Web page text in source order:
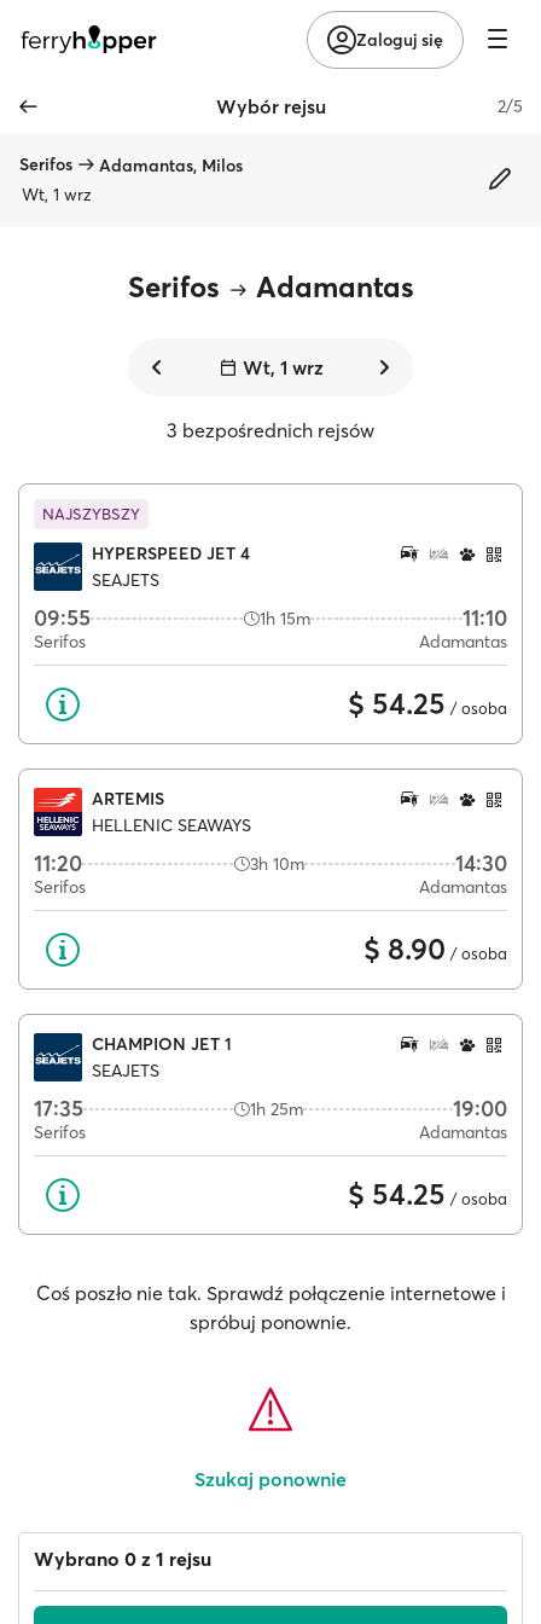
Zaloguj się
Wybór rejsu 2/5
Serifos
Adamantas, Milos
Wt, 1 wrz
Serifos Adamantas
Wt, 1 wrz
3 bezpośrednich rejsów
NAJSZYBSZY
HYPERSPEED JET 4
SEAJETS
09:55 1h 15m 11:10
Serifos Adamantas
$ 54.25 / osoba
ARTEMIS
HELLENIC SEAWAYS
11:20 3h 10m 14:30
Serifos Adamantas
$ 8.90 / osoba
CHAMPION JET 1
SEAJETS
17:35 1h 25m 19:00
Serifos Adamantas
$ 54.25 / osoba
Coś poszło nie tak. Sprawdź połączenie internetowe i
spróbuj ponownie.
Szukaj ponownie
Wybrano 0 z 1 rejsu